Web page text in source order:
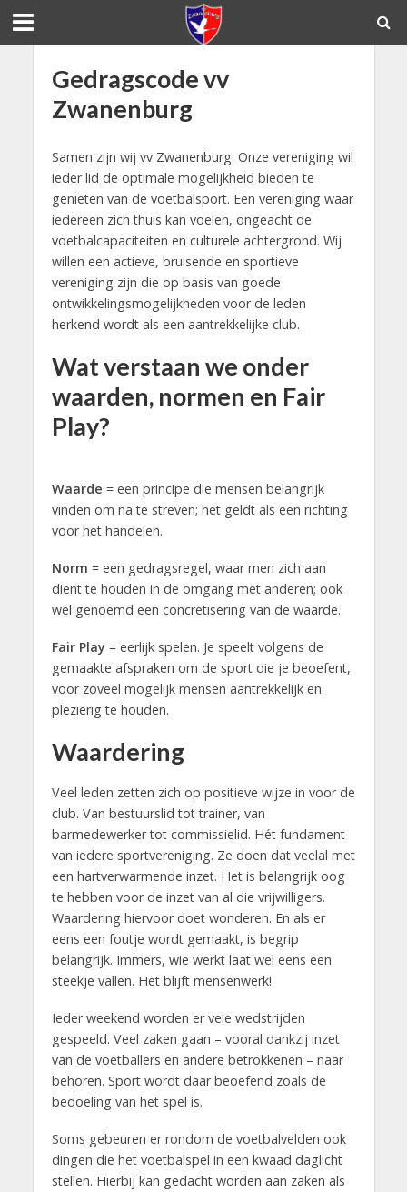
Gedragscode vv
Zwanenburg
Samen zijn wij vv Zwanenburg. Onze vereniging wil
ieder lid de optimale mogelijkheid bieden te
genieten van de voetbalsport. Een vereniging waar
iedereen zich thuis kan voelen, ongeacht de
voetbalcapaciteiten en culturele achtergrond. Wij
willen een actieve, bruisende en sportieve
vereniging zijn die op basis van goede
ontwikkelingsmogelijkheden voor de leden
herkend wordt als een aantrekkelijke club.
Wat verstaan we onder
waarden, normen en Fair
Play?
Waarde = een principe die mensen belangrijk
vinden om na te streven; het geldt als een richting
voor het handelen.
Norm = een gedragsregel, waar men zich aan
dient te houden in de omgang met anderen; ook
wel genoemd een concretisering van de waarde.
Fair Play= eerlijk spelen. Je speelt volgens de
gemaakte afspraken om de sport die je beoefent,
voor zoveel mogelijk mensen aantrekkelijk en
plezierig te houden.
Waardering
Veel leden zetten zich op positieve wijze in voor de
club. Van bestuurslid tot trainer, van
barmedewerker tot commissielid. Hét fundament
van iedere sportvereniging. Ze doen dat veelal met
een hartverwarmende inzet. Het is belangrijk oog
te hebben voor de inzet van al die vrijwilligers.
Waardering hiervoor doet wonderen. En als er
eens een foutje wordt gemaakt, is begrip
belangrijk. Immers, wie werkt laat wel eens een
steekje vallen. Het blijft mensenwerk!
Ieder weekend worden er vele wedstrijden
gespeeld. Veel zaken gaan – vooral dankzij inzet
van de voetballers en andere betrokkenen – naar
behoren. Sport wordt daar beoefend zoals de
bedoeling van het spel is.
Soms gebeuren er rondom de voetbalvelden ook
dingen die het voetbalspel in een kwaad daglicht
stellen. Hierbij kan gedacht worden aan zaken als